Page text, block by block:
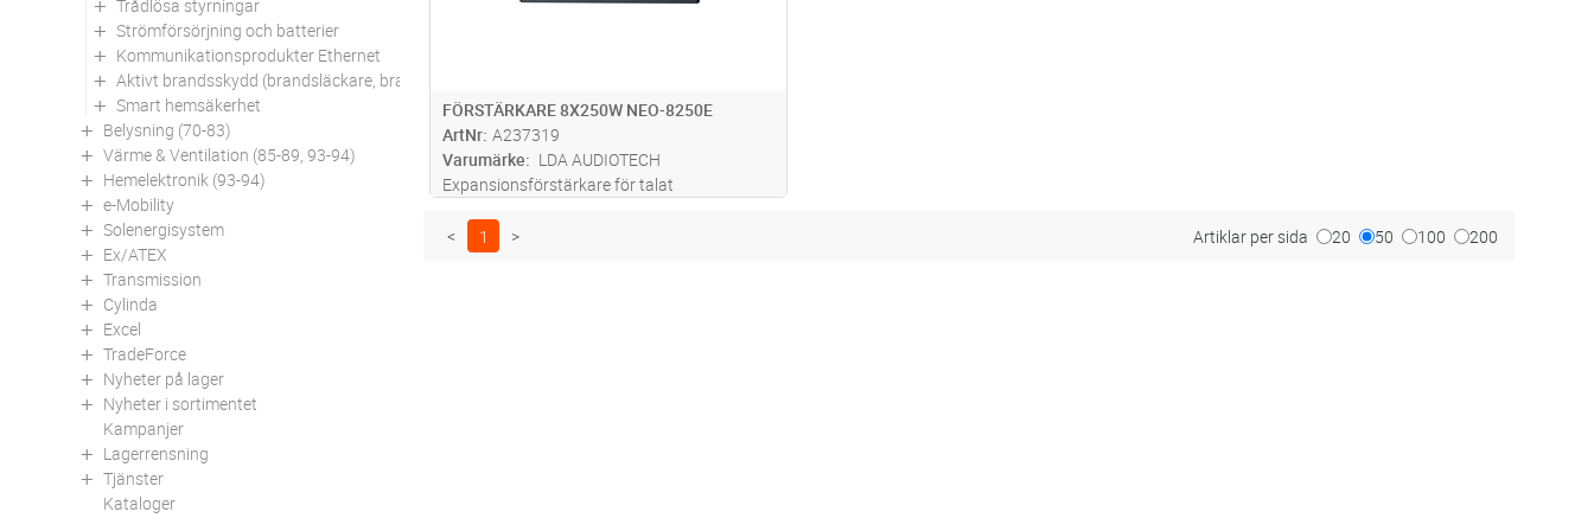
Trådlösa styrningar
Strömförsörjning och batterier
Kommunikationsprodukter Ethernet
Aktivt brandsskydd (brandsläckare, brandfiltar mm)
Smart hemsäkerhet
Belysning (70-83)
Värme & Ventilation (85-89, 93-94)
Hemelektronik (93-94)
e-Mobility
Solenergisystem
Ex/ATEX
Transmission
Cylinda
Excel
TradeForce
Nyheter på lager
Nyheter i sortimentet
Kampanjer
Lagerrensning
Tjänster
Kataloger
FÖRSTÄRKARE 8X250W NEO-8250E
ArtNr A237319
Varumärke
LDA AUDIOTECH
Expansionsförstärkare för talat
Inbyggda digitala förstärkare på 8x250W
(kan konfigureras 5x500W) med totalt 16
< 1 > Artiklar per sida 20 50 100 200